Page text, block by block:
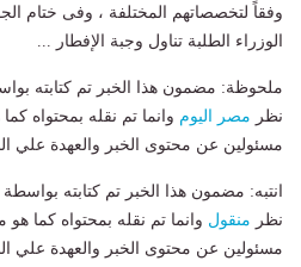
وفقاً لتخصصاتهم المختلفة ، وفى ختام
الوزراء الطلبة تناول وجبة الإفطار ...
ملحوظة: مضمون هذا الخبر تم كتابته
نظر مصر اليوم وانما تم نقله بمحتواه
مسئولين عن محتوى الخبر والعهدة علي
انتبه: مضمون هذا الخبر تم كتابته بواسطة
نظر منقول وانما تم نقله بمحتواه كما هو
مسئولين عن محتوى الخبر والعهدة علي